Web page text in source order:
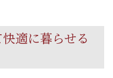
適に暮らせる